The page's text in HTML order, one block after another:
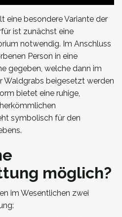
eine besondere Variante der
ist zunächst eine
notwendig. Im Anschluss
Person in eine
gegeben, welche dann im
Waldgrabs beigesetzt werden
bietet eine ruhige,
symbolisch für den
möglich?
im Wesentlichen zwei